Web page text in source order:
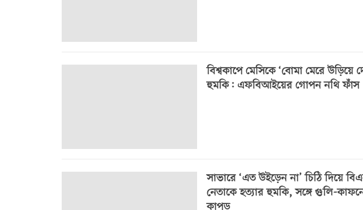
বিশ্বকাপে মেসিকে ‘বোমা মেরে উড়িয়ে
হুমকি: এফবিআইয়ের গোপন নথি ফাঁস
সাভারে ‘এত উইড়েন না’ চিঠি দিয়ে
নেতাকে হত্যার হুমকি, সঙ্গে গুলি-